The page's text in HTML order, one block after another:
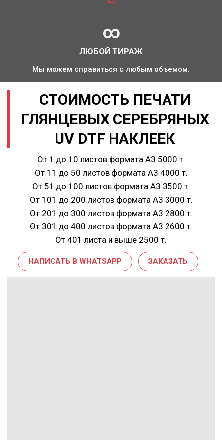
∞
ЛЮБОЙ ТИРАЖ
Мы можем справиться с любым объемом.
СТОИМОСТЬ ПЕЧАТИ
ГЛЯНЦЕВЫХ СЕРЕБРЯНЫХ
UV DTF НАКЛЕЕК
От 1 до 10 листов формата А3 5000 т.
От 11 до 50 листов формата А3 4000 т.
От 51 до 100 листов формата А3 3500 т.
От 101 до 200 листов формата А3 3000 т.
От 201 до 300 листов формата А3 2800 т.
От 301 до 400 листов формата А3 2600 т.
От 401 листа и выше 2500 т.
НАПИСАТЬ В WHATSAPP ЗАКАЗАТЬ